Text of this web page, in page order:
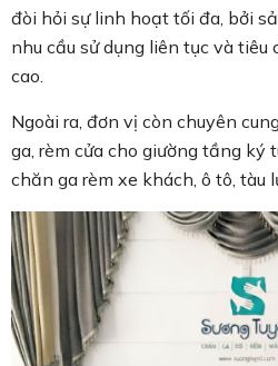
đòi hỏi sự linh hoạt tối đa, bởi
nhu cầu sử dụng liên tục và
cao.
Ngoài ra, đơn vị còn chuyên
ga, rèm cửa cho giường tầng ký
chăn ga rèm xe khách, ô tô, tàu